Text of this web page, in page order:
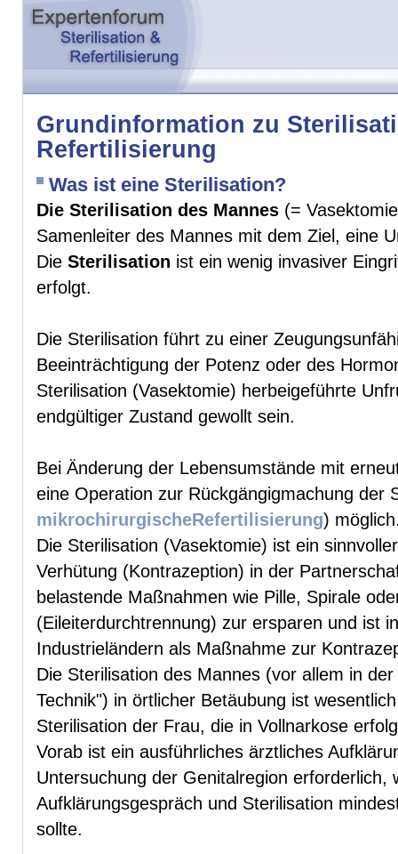
Grundinformation zu
Refertilisierung
Was ist eine Sterilisation?
Die Sterilisation des Mannes (=
Samenleiter des Mannes mit dem Ziel, eine
Die Sterilisation ist ein wenig invasiver
erfolgt.
Die Sterilisation führt zu einer
Beeinträchtigung der Potenz oder des
Sterilisation (Vasektomie) herbeigeführte
endgültiger Zustand gewollt sein.
Bei Änderung der Lebensumstände mit
eine Operation zur Rückgängigmachung der
mikrochirurgischeRefertilisierung)
Die Sterilisation (Vasektomie) ist ein
Verhütung (Kontrazeption) in der
belastende Maßnahmen wie Pille, Spirale
(Eileiterdurchtrennung) zur ersparen und ist
Industrieländern als Maßnahme zur
Die Sterilisation des Mannes (vor allem in
Technik") in örtlicher Betäubung ist
Sterilisation der Frau, die in Vollnarkose
Vorab ist ein ausführliches ärztliches
Untersuchung der Genitalregion erforderlich,
Aufklärungsgespräch und Sterilisation
sollte.